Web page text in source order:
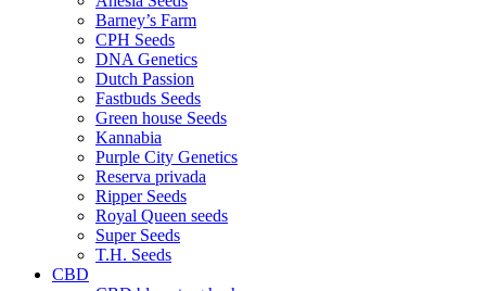
Barney’s Farm
CPH Seeds
DNA Genetics
Dutch Passion
Fastbuds Seeds
Green house Seeds
Kannabia
Purple City Genetics
Reserva privada
Ripper Seeds
Royal Queen seeds
Super Seeds
T.H. Seeds
CBD